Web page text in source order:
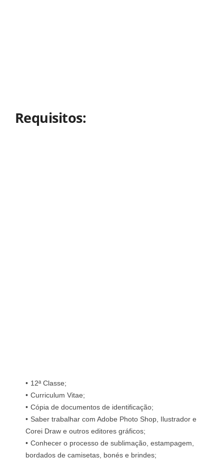
Requisitos:
12ª Classe;
Curriculum Vitae;
Cópia de documentos de identificação;
Saber trabalhar com Adobe Photo Shop, Ilustrador e
Corei Draw e outros editores gráficos;
Conhecer o processo de sublimação, estampagem,
bordados de camisetas, bonés e brindes;